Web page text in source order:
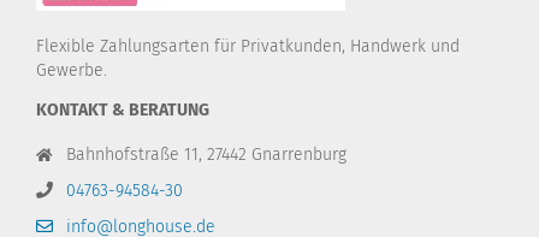
Flexible Zahlungsarten für Privatkunden, Handwerk und
Gewerbe.
KONTAKT & BERATUNG
Bahnhofstraße 11, 27442 Gnarrenburg
04763-94584-30
info@longhouse.de